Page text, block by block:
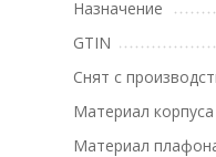
Назначение
GTIN
Снят с
Материал корпуса
Материал